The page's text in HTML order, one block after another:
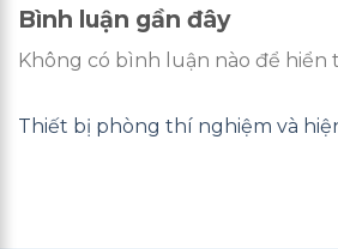
Bình luận gần đây
Không có bình luận nào để hiển
Thiết bị phòng thí nghiệm và